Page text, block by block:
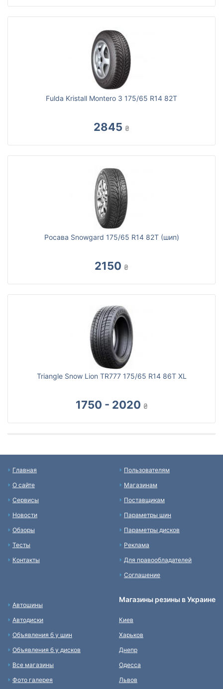
Fulda Kristall Montero 3 175/65 R14 82T
2845 ₴
Росава Snowgard 175/65 R14 82T (шип)
2150 ₴
Triangle Snow Lion TR777 175/65 R14 86T XL
1750 - 2020 ₴
Главная
О сайте
Сервисы
Новости
Обзоры
Тесты
Контакты
Пользователям
Магазинам
Поставщикам
Параметры шин
Параметры дисков
Реклама
Для правообладателей
Соглашение
Автошины
Автодиски
Объявления б у шин
Объявления б у дисков
Все магазины
Фото галерея
Магазины резины в Украине
Киев
Харьков
Днепр
Одесса
Львов